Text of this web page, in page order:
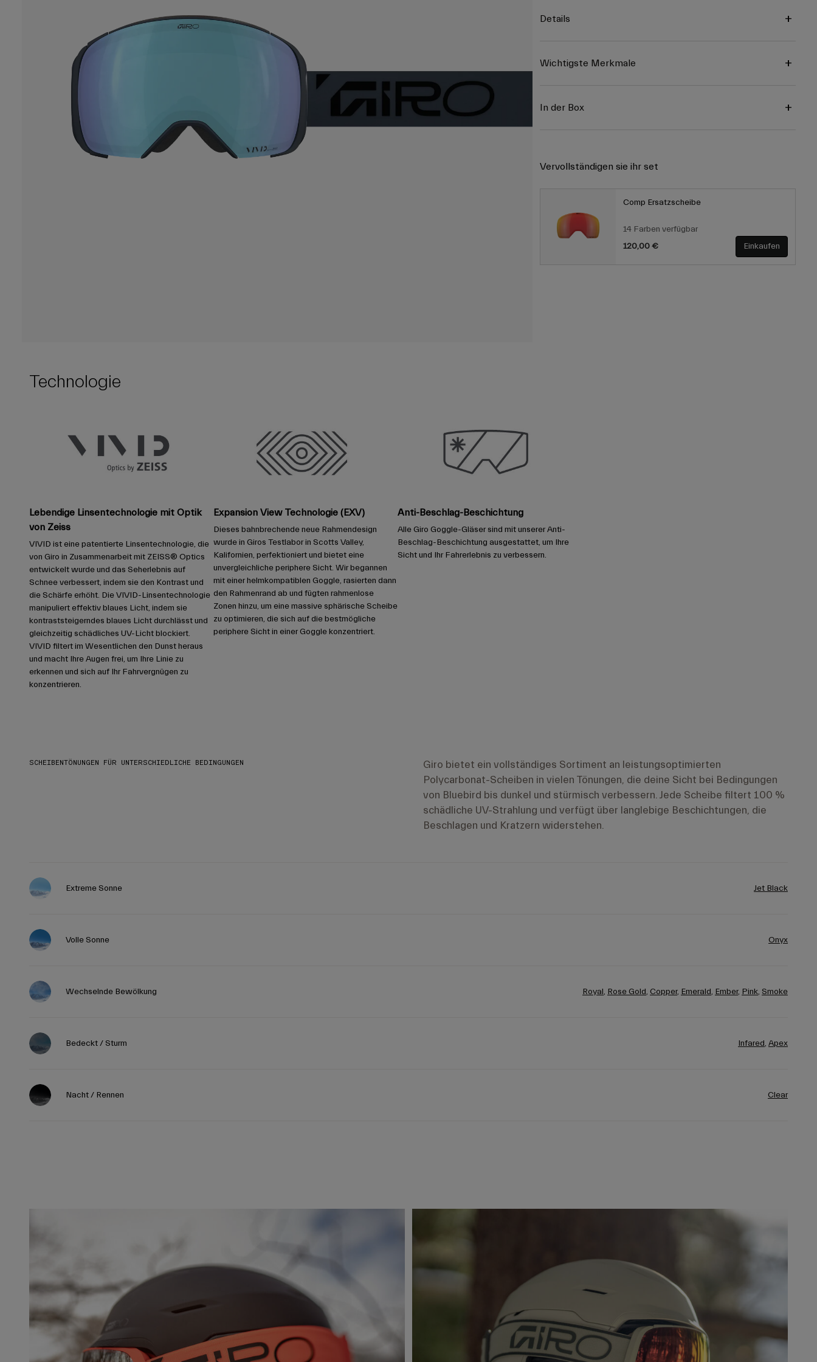
Details
Wichtigste Merkmale
In der Box
Vervollständigen sie ihr set
Comp Ersatzscheibe
14 Farben verfügbar
120,00 €
Einkaufen
Technologie
Lebendige Linsentechnologie mit Optik
von Zeiss
VIVID ist eine patentierte Linsentechnologie, die
von Giro in Zusammenarbeit mit ZEISS® Optics
entwickelt wurde und das Seherlebnis auf
Schnee verbessert, indem sie den Kontrast und
die Schärfe erhöht. Die VIVID-Linsentechnologie
manipuliert effektiv blaues Licht, indem sie
kontraststeigerndes blaues Licht durchlässt und
gleichzeitig schädliches UV-Licht blockiert.
VIVID filtert im Wesentlichen den Dunst heraus
und macht Ihre Augen frei, um Ihre Linie zu
erkennen und sich auf Ihr Fahrvergnügen zu
konzentrieren.
Expansion View Technologie (EXV)
Dieses bahnbrechende neue Rahmendesign
wurde in Giros Testlabor in Scotts Valley,
Kalifornien, perfektioniert und bietet eine
unvergleichliche periphere Sicht. Wir begannen
mit einer helmkompatiblen Goggle, rasierten dann
den Rahmenrand ab und fügten rahmenlose
Zonen hinzu, um eine massive sphärische Scheibe
zu optimieren, die sich auf die bestmögliche
periphere Sicht in einer Goggle konzentriert.
Anti-Beschlag-Beschichtung
Alle Giro Goggle-Gläser sind mit unserer Anti-
Beschlag-Beschichtung ausgestattet, um Ihre
Sicht und Ihr Fahrerlebnis zu verbessern.
SCHEIBENTÖNUNGEN FÜR UNTERSCHIEDLICHE BEDINGUNGEN
Giro bietet ein vollständiges Sortiment an leistungsoptimierten
Polycarbonat-Scheiben in vielen Tönungen, die deine Sicht bei Bedingungen
von Bluebird bis dunkel und stürmisch verbessern. Jede Scheibe filtert 100 %
schädliche UV-Strahlung und verfügt über langlebige Beschichtungen, die
Beschlagen und Kratzern widerstehen.
Extreme Sonne Jet Black
Volle Sonne Onyx
Wechselnde Bewölkung Royal, Rose Gold, Copper, Emerald, Ember, Pink, Smoke
Bedeckt / Sturm Infared, Apex
Nacht / Rennen Clear